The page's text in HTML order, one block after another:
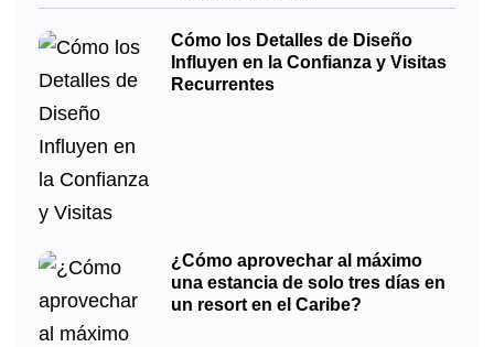
Cómo los Detalles de Diseño
Influyen en la Confianza y Visitas
Recurrentes
¿Cómo aprovechar al máximo
una estancia de solo tres días en
un resort en el Caribe?